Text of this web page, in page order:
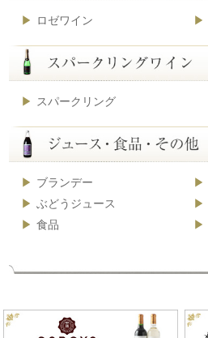
ロゼワイン
スパークリング
ブランデー
ぶどうジュース
食品